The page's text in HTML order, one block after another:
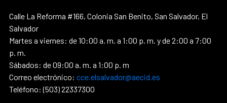
Calle La Reforma #166, Colonia San Benito, San Salvador, El
Salvador
Martes a viernes: de 10:00 a. m. a 1:00 p. m. y de 2:00 a 7:00
p. m.
Sábados: de 09:00 a. m. a 1:00 p. m
Correo electrónico: cce.elsalvador@aecid.es
Teléfono: (503) 22337300